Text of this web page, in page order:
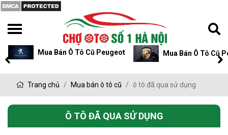
Mua Bán Ô Tô Cũ Peugeot Mua Bán Ô Tô Cũ
Trang chủ Mua bán ô tô cũ ô tô đã qua sử dụng
Ô TÔ ĐÃ QUA SỬ DỤNG